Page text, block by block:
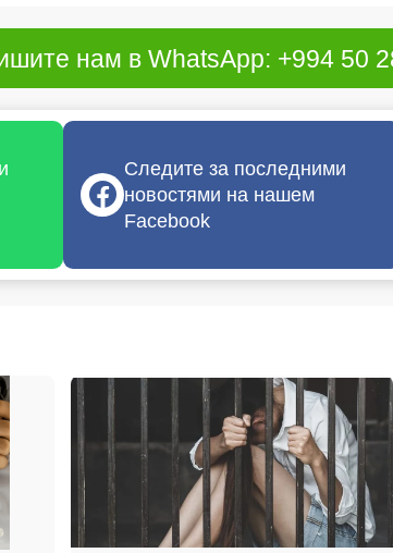
нам в WhatsApp: +994 50
Следите за последними
новостями на нашем
Facebook